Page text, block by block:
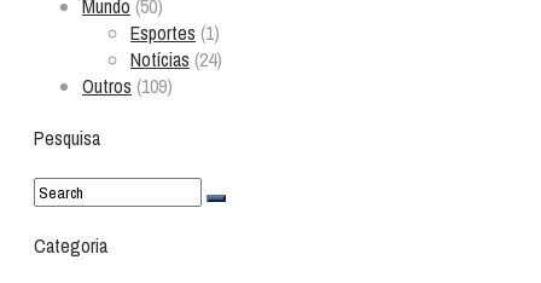
Mundo (50)
Esportes (1)
Notícias (24)
Outros (109)
Pesquisa
Categoria